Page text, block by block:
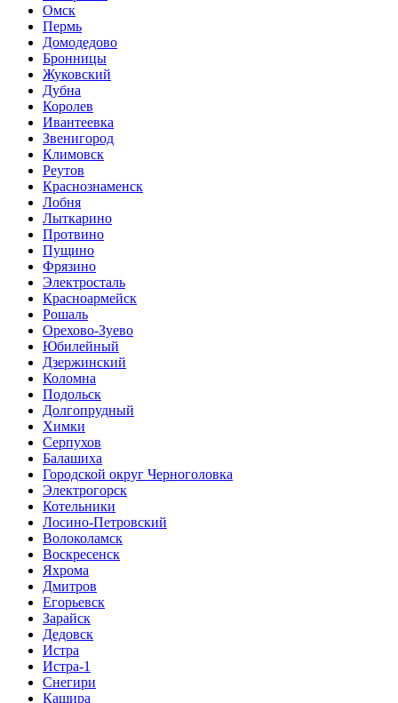
Омск
Пермь
Домодедово
Бронницы
Жуковский
Дубна
Королев
Ивантеевка
Звенигород
Климовск
Реутов
Краснознаменск
Лобня
Лыткарино
Протвино
Пущино
Фрязино
Электросталь
Красноармейск
Рошаль
Орехово-Зуево
Юбилейный
Дзержинский
Коломна
Подольск
Долгопрудный
Химки
Серпухов
Балашиха
Городской округ Черноголовка
Электрогорск
Котельники
Лосино-Петровский
Волоколамск
Воскресенск
Яхрома
Дмитров
Егорьевск
Зарайск
Дедовск
Истра
Истра-1
Снегири
Кашира